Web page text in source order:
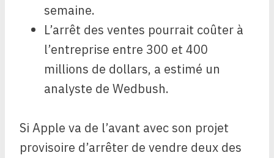
semaine.
L’arrêt des ventes pourrait coûter à
l’entreprise entre 300 et 400
millions de dollars, a estimé un
analyste de Wedbush.
Si Apple va de l’avant avec son projet
provisoire d’arrêter de vendre deux des